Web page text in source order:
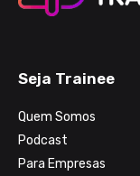
Seja Trainee
Quem Somos
Podcast
Para Empresas